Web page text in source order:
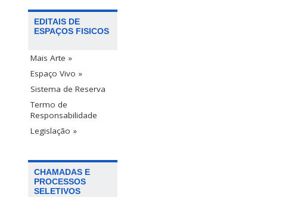
EDITAIS DE
ESPAÇOS FISICOS
Mais Arte »
Espaço Vivo »
Sistema de Reserva
Termo de
Responsabilidade
Legislação »
CHAMADAS E
PROCESSOS
SELETIVOS